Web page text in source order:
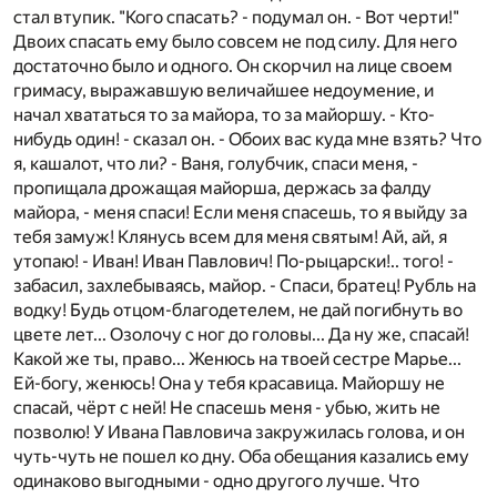
стал втупик. "Кого спасать? - подумал он. - Вот черти!"
Двоих спасать ему было совсем не под силу. Для него
достаточно было и одного. Он скорчил на лице своем
гримасу, выражавшую величайшее недоумение, и
начал хвататься то за майора, то за майоршу. - Кто-
нибудь один! - сказал он. - Обоих вас куда мне взять? Что
я, кашалот, что ли? - Ваня, голубчик, спаси меня, -
пропищала дрожащая майорша, держась за фалду
майора, - меня спаси! Если меня спасешь, то я выйду за
тебя замуж! Клянусь всем для меня святым! Ай, ай, я
утопаю! - Иван! Иван Павлович! По-рыцарски!.. того! -
забасил, захлебываясь, майор. - Спаси, братец! Рубль на
водку! Будь отцом-благодетелем, не дай погибнуть во
цвете лет... Озолочу с ног до головы... Да ну же, спасай!
Какой же ты, право... Женюсь на твоей сестре Марье...
Ей-богу, женюсь! Она у тебя красавица. Майоршу не
спасай, чёрт с ней! Не спасешь меня - убью, жить не
позволю! У Ивана Павловича закружилась голова, и он
чуть-чуть не пошел ко дну. Оба обещания казались ему
одинаково выгодными - одно другого лучше. Что